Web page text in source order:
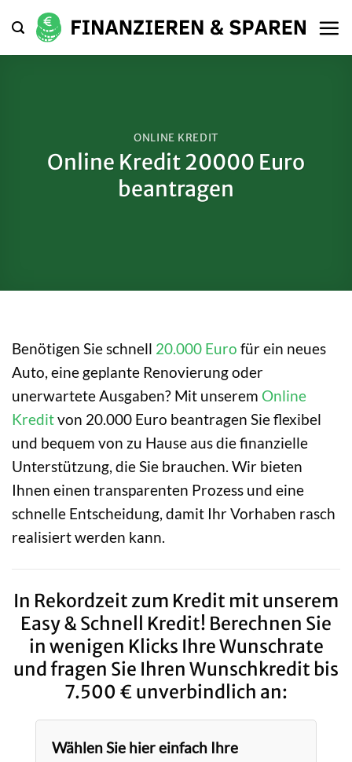
Inhalt
springen
ONLINE KREDIT
Online Kredit 20000 Euro
beantragen
Benötigen Sie schnell 20.000 Euro für ein neues
Auto, eine geplante Renovierung oder
unerwartete Ausgaben? Mit unserem Online
Kreditvon 20.000 Euro beantragen Sie flexibel
und bequem von zu Hause aus die finanzielle
Unterstützung, die Sie brauchen. Wir bieten
Ihnen einen transparenten Prozess und eine
schnelle Entscheidung, damit Ihr Vorhaben rasch
realisiert werden kann.
In Rekordzeit zum Kredit mit unserem
Easy & Schnell Kredit! Berechnen Sie
in wenigen Klicks Ihre Wunschrate
und fragen Sie Ihren Wunschkredit bis
7.500 € unverbindlich an:
Wählen Sie hier einfach Ihre